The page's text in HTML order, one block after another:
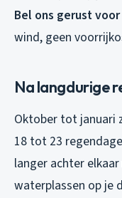
Bel ons gerust
wind, geen
Na langdurige
Oktober tot januari
18 tot 23
langer achter
waterplassen op je